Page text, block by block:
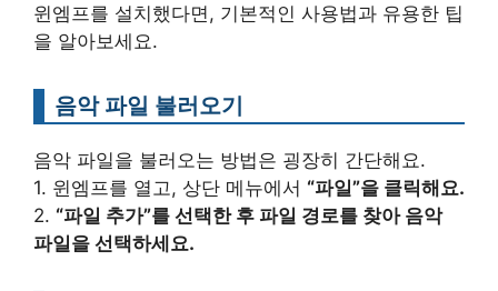
윈엠프를 설치했다면, 기본적인 사용법과 유용한 팁
을 알아보세요.
음악 파일 불러오기
음악 파일을 불러오는 방법은 굉장히 간단해요.
1. 윈엠프를 열고, 상단 메뉴에서 “파일”을 클릭해요.
2. “파일 추가”를 선택한 후 파일 경로를 찾아 음악
파일을 선택하세요.